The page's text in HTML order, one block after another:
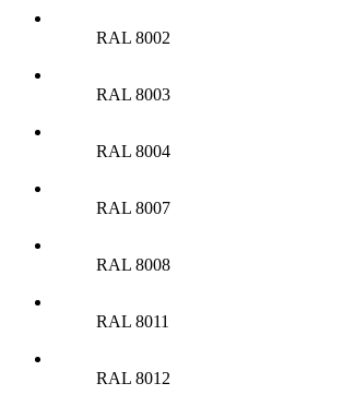
RAL 8002
RAL 8003
RAL 8004
RAL 8007
RAL 8008
RAL 8011
RAL 8012